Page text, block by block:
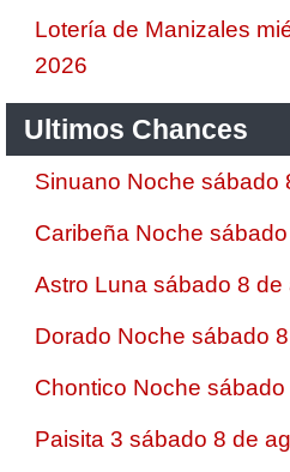
Lotería de Manizales
2026
Ultimos Chances
Sinuano Noche sábado
Caribeña Noche
Astro Luna sábado 8 de
Dorado Noche sábado
Chontico Noche
Paisita 3 sábado 8 de